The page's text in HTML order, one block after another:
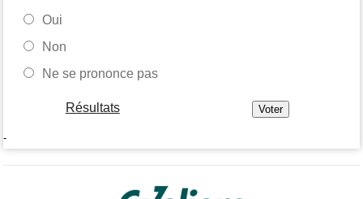
Oui
Non
Ne se prononce pas
Résultats
-